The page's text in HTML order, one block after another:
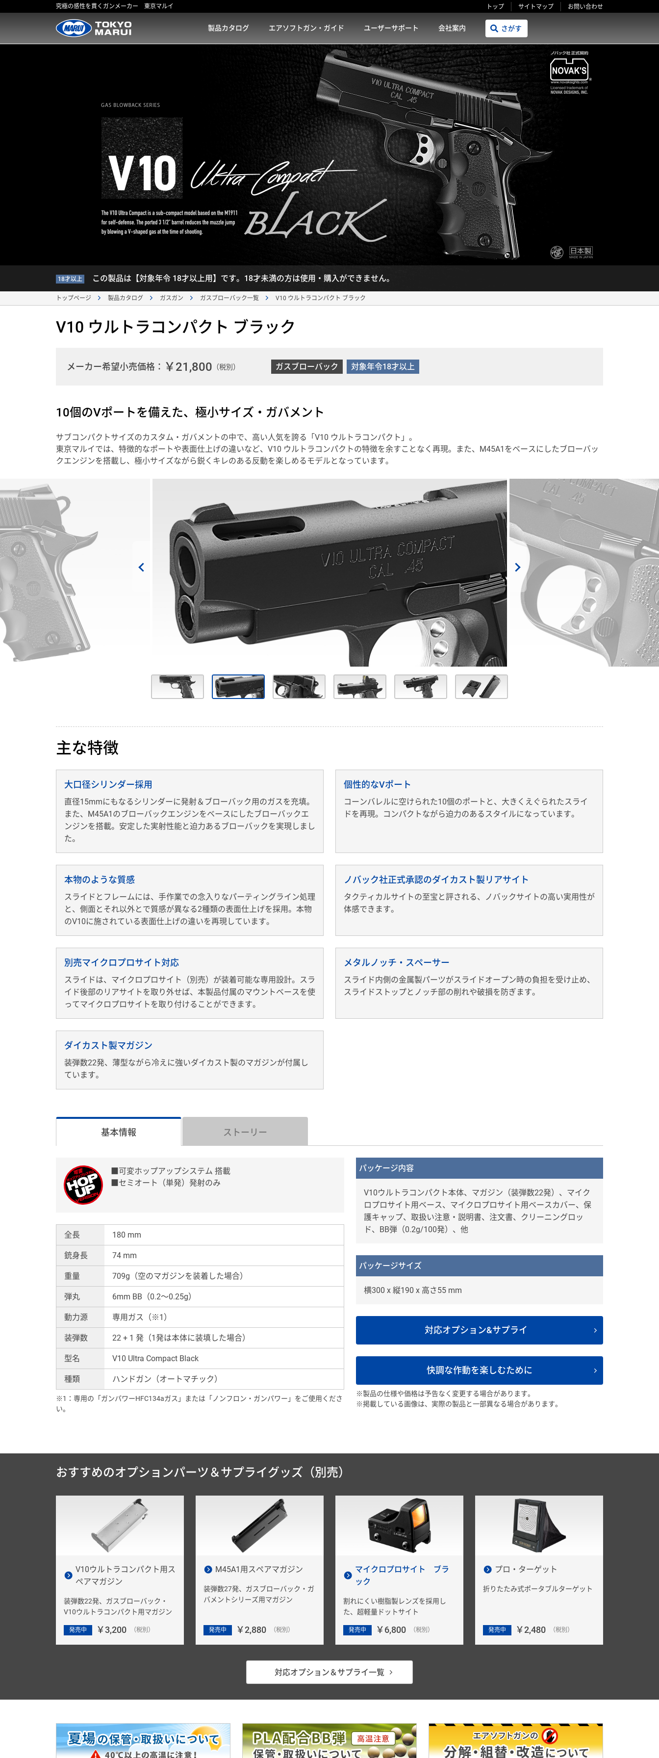
究極の感性を貫くガンメーカー 東京マルイ トップ サイトマップ お問い合わせ
製品カタログ エアソフトガン・ガイド ユーザーサポート 会社案内 さがす
18才以上 この製品は【対象年令 18才以上用】です。18才未満の方は使用・購入ができません。
トップページ 製品カタログ ガスガン ガスブローバック一覧 V10 ウルトラコンパクト ブラック
V10 ウルトラコンパクト ブラック
メーカー希望小売価格： ￥21,800 （税別） ガスブローバック 対象年令18才以上
10個のVポートを備えた、極小サイズ・ガバメント
サブコンパクトサイズのカスタム・ガバメントの中で、高い人気を誇る「V10 ウルトラコンパクト」。
東京マルイでは、特徴的なポートや表面仕上げの違いなど、V10 ウルトラコンパクトの特徴を余すことなく再現。また、M45A1をベースにしたブローバッ
クエンジンを搭載し、極小サイズながら鋭くキレのある反動を楽しめるモデルとなっています。
主な特徴
大口径シリンダー採用
直径15mmにもなるシリンダーに発射＆ブローバック用のガスを充填。
また、M45A1のブローバックエンジンをベースにしたブローバックエ
ンジンを搭載。安定した実射性能と迫力あるブローバックを実現しまし
た。
個性的なVポート
コーンバレルに空けられた10個のポートと、大きくえぐられたスライ
ドを再現。コンパクトながら迫力のあるスタイルになっています。
本物のような質感
スライドとフレームには、手作業での念入りなパーティングライン処理
と、側面とそれ以外とで質感が異なる2種類の表面仕上げを採用。本物
のV10に施されている表面仕上げの違いを再現しています。
ノバック社正式承認のダイカスト製リアサイト
タクティカルサイトの至宝と評される、ノバックサイトの高い実用性が
体感できます。
別売マイクロプロサイト対応
スライドは、マイクロプロサイト（別売）が装着可能な専用設計。スラ
イド後部のリアサイトを取り外せば、本製品付属のマウントベースを使
ってマイクロプロサイトを取り付けることができます。
メタルノッチ・スペーサー
スライド内側の金属製パーツがスライドオープン時の負担を受け止め、
スライドストップとノッチ部の削れや破損を防ぎます。
ダイカスト製マガジン
装弾数22発、薄型ながら冷えに強いダイカスト製のマガジンが付属し
ています。
基本情報
■可変ホップアップシステム 搭載
■セミオート（単発）発射のみ
全長 180 mm
銃身長 74 mm
重量 709g（空のマガジンを装着した場合）
弾丸 6mm BB（0.2〜0.25g）
動力源 専用ガス（※1）
装弾数 22 + 1 発（1発は本体に装填した場合）
型名 V10 Ultra Compact Black
種類 ハンドガン（オートマチック）
※1：専用の「ガンパワーHFC134aガス」または「ノンフロン・ガンパワー」をご使用くださ
い。
パッケージ内容
V10ウルトラコンパクト本体、マガジン（装弾数22発）、マイク
ロプロサイト用ベース、マイクロプロサイト用ベースカバー、保
護キャップ、取扱い注意・説明書、注文書、クリーニングロッ
ド、BB弾（0.2g/100発）、他
パッケージサイズ
横300 x 縦190 x 高さ55 mm
対応オプション&サプライ
快調な作動を楽しむために
※製品の仕様や価格は予告なく変更する場合があります。
※掲載している画像は、実際の製品と一部異なる場合があります。
ストーリー
おすすめのオプションパーツ＆サプライグッズ（別売）
V10ウルトラコンパクト用ス
ペアマガジン
装弾数22発、ガスブローバック・
V10ウルトラコンパクト用マガジン
発売中 ￥3,200 （税別）
M45A1用スペアマガジン
装弾数27発、ガスブローバック・ガ
バメントシリーズ用マガジン
発売中 ￥2,880 （税別）
マイクロプロサイト ブラ
ック
割れにくい樹脂製レンズを採用し
た、超軽量ドットサイト
発売中 ￥6,800 （税別）
プロ・ターゲット
折りたたみ式ポータブルターゲット
発売中 ￥2,480 （税別）
対応オプション＆サプライ一覧